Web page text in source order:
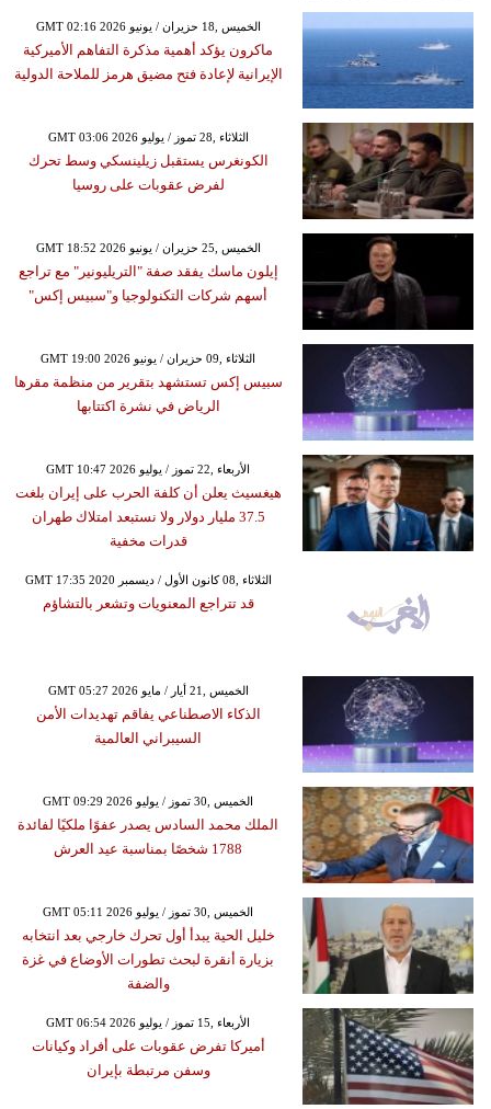
GMT 02:16 2026 الخميس ,18 حزيران / يونيو
ماكرون يؤكد أهمية مذكرة التفاهم الأميركية
الإيرانية لإعادة فتح مضيق هرمز للملاحة الدولية
GMT 03:06 2026 الثلاثاء ,28 تموز / يوليو
الكونغرس يستقبل زيلينسكي وسط تحرك
لفرض عقوبات على روسيا
GMT 18:52 2026 الخميس ,25 حزيران / يونيو
إيلون ماسك يفقد صفة "التريليونير" مع تراجع
أسهم شركات التكنولوجيا و"سبيس إكس"
GMT 19:00 2026 الثلاثاء ,09 حزيران / يونيو
سبيس إكس تستشهد بتقرير من منظمة مقرها
الرياض في نشرة اكتتابها
GMT 10:47 2026 الأربعاء ,22 تموز / يوليو
هيغسيث يعلن أن كلفة الحرب على إيران بلغت
37.5 مليار دولار ولا نستبعد امتلاك طهران
قدرات مخفية
GMT 17:35 2020 الثلاثاء ,08 كانون الأول / ديسمبر
قد تتراجع المعنويات وتشعر بالتشاؤم
GMT 05:27 2026 الخميس ,21 أيار / مايو
الذكاء الاصطناعي يفاقم تهديدات الأمن
السيبراني العالمية
GMT 09:29 2026 الخميس ,30 تموز / يوليو
الملك محمد السادس يصدر عفوًا ملكيًا لفائدة
1788 شخصًا بمناسبة عيد العرش
GMT 05:11 2026 الخميس ,30 تموز / يوليو
خليل الحية يبدأ أول تحرك خارجي بعد انتخابه
بزيارة أنقرة لبحث تطورات الأوضاع في غزة
والضفة
GMT 06:54 2026 الأربعاء ,15 تموز / يوليو
أميركا تفرض عقوبات على أفراد وكيانات
وسفن مرتبطة بإيران